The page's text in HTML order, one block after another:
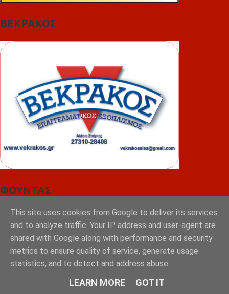
ΒΕΚΡΑΚΟΣ
ΦΟΥΝΤΑΣ
This site uses cookies from Google to deliver its services
and to analyze traffic. Your IP address and user-agent are
shared with Google along with performance and security
metrics to ensure quality of service, generate usage
statistics, and to detect and address abuse.
LEARN MORE GOT IT